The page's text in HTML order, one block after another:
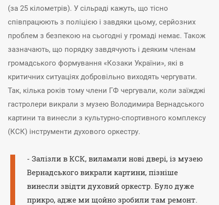
(за 25 кілометрів). У сільраді кажуть, що тісно
співпрацюють з поліцією і завдяки цьому, серйозних
проблем з безпекою на сьогодні у громаді немає. Також
зазначають, що порядку завдячують і деяким членам
громадського формування «Козаки України», які в
критичних ситуаціях добровільно виходять чергувати.
Так, кілька років тому члени ГФ чергували, коли заїжджі
гастролери викрали з музею Володимира Вернадського
картини та винесли з культурно-спортивного комплексу
(КСК) інструменти духового оркестру.
- Залізли в КСК, виламали нові двері, із музею
Вернадського викрали картини, пізніше
винесли звідти духовий оркестр. Було дуже
прикро, адже ми щойно зробили там ремонт.